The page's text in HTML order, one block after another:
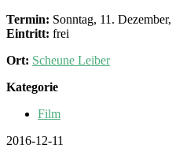
Termin: Sonntag, 11.
Eintritt: frei
Ort: Scheune Leiber
Kategorie
Film
2016-12-11